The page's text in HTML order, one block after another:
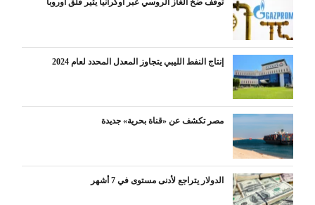
توقف ضخ الغاز الروسي عبر أوكرانيا يثير قلق أوروبا
إنتاج النفط الليبي يتجاوز المعدل المحدد لعام 2024
مصر تكشف عن «قناة بحرية» جديدة
الدولار يتراجع لأدنى مستوى في 7 أشهر